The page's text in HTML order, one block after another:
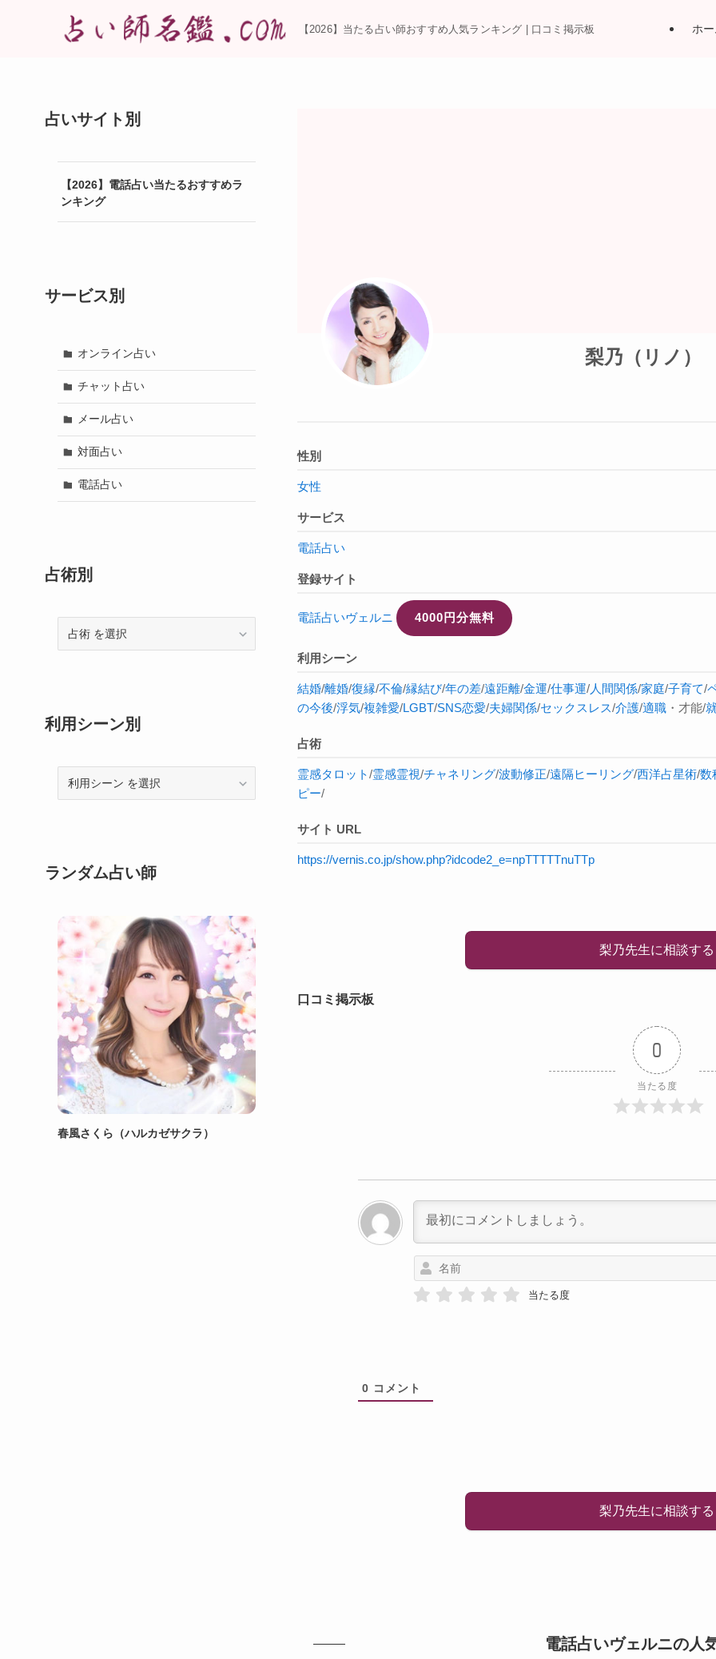
【2026】当たる占い師おすすめ人気ランキング | 口コミ掲示板 ホ
梨乃（リノ）
性別
女性
サービス
電話占い
登録サイト
電話占いヴェルニ 4000円分無料
利用シーン
結婚/離婚/復縁/不倫/縁結び/年の差/遠距離/金運/仕事運/人間関係/家庭/子育て/
の今後/浮気/複雑愛/LGBT/SNS恋愛/夫婦関係/セックスレス/介護/適職 ・才能/
占術
霊感タロット/霊感霊視/チャネリング/波動修正/遠隔ヒーリング/西洋占星術/数
ピー/
サイト URL
https://vernis.co.jp/show.php?idcode2_e=npTTTTTnuTTp
梨乃先生に相談する
口コミ掲示板
0
当たる度
当たる度
0 コメント
梨乃先生に相談する
電話占いヴェルニの人
占いサイト別
【2026】電話占い当たるおすすめラ
ンキング
サービス別
オンライン占い
チャット占い
メール占い
対面占い
電話占い
占術別
術
利用シーン別
ランダム占い師
春風さくら（ハルカゼサクラ）